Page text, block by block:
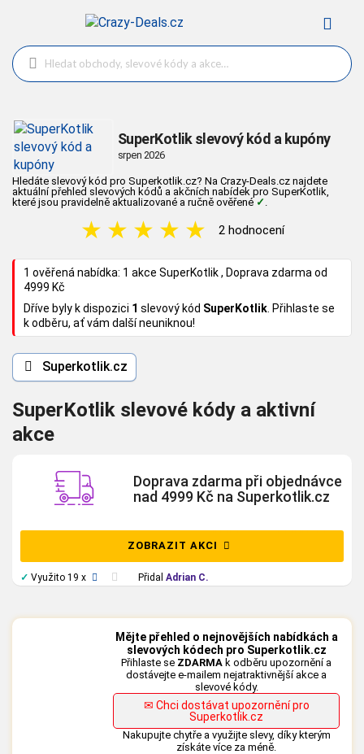
SuperKotlik slevový kód a kupóny
srpen 2026
Hledáte slevový kód pro Superkotlik.cz? Na Crazy-Deals.cz najdete
aktuální přehled slevových kódů a akčních nabídek pro SuperKotlik,
které jsou pravidelně aktualizované a ručně ověřené ✓ .
★ ★ ★ ★ ★ 2 hodnocení
1 ověřená nabídka: 1 akce SuperKotlik , Doprava zdarma od
4999 Kč
Dříve byly k dispozici 1 slevový kód SuperKotlik . Přihlaste se
k odběru, ať vám další neuniknou!
Superkotlik.cz
SuperKotlik slevové kódy a aktivní
akce
Doprava zdarma při objednávce
nad 4999 Kč na Superkotlik.cz
ZOBRAZIT AKCI
✓ Využito 19 x Přidal Adrian C.
Mějte přehled o nejnovějších nabídkách a
slevových kódech pro Superkotlik.cz
Přihlaste se ZDARMA k odběru upozornění a
dostávejte e-mailem nejatraktivnější akce a
slevové kódy.
✉ Chci dostávat upozornění pro
Superkotlik.cz
Nakupujte chytře a využijte slevy, díky kterým
získáte více za méně.